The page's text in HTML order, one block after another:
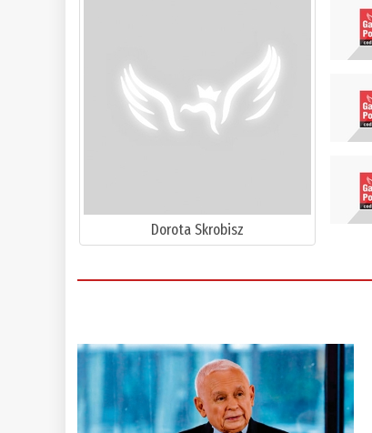
Dorota Skrobisz